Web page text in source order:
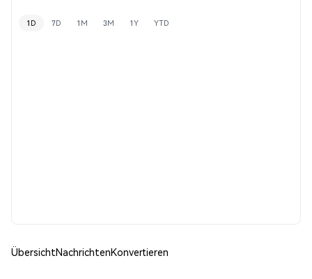
1D 7D 1M 3M 1Y YTD
ÜbersichtNachrichtenKonvertieren